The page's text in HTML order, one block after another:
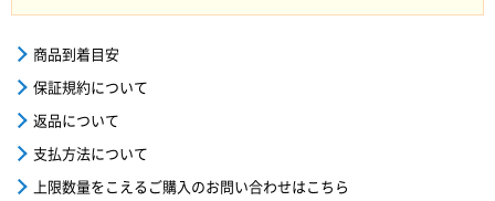
商品到着目安
保証規約について
返品について
支払方法について
上限数量をこえるご購入のお問い合わせはこちら